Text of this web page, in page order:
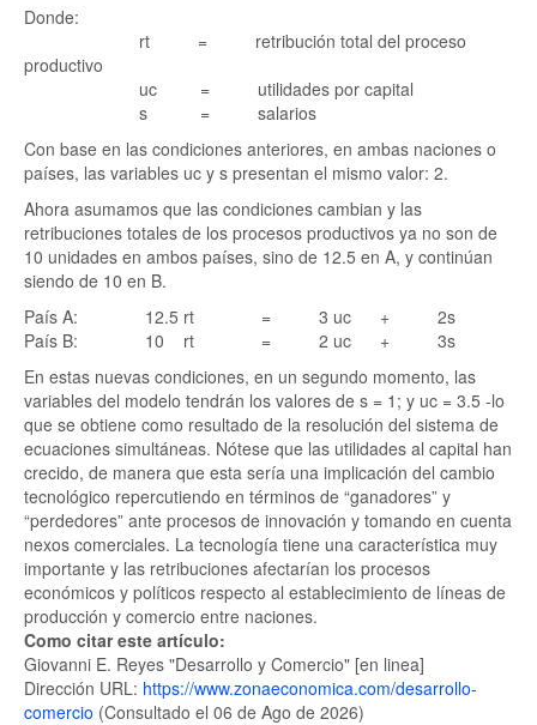
Donde:
rt = retribución total del proceso
productivo
uc = utilidades por capital
s = salarios
Con base en las condiciones anteriores, en ambas naciones o
países, las variables uc y s presentan el mismo valor: 2.
Ahora asumamos que las condiciones cambian y las
retribuciones totales de los procesos productivos ya no son de
10 unidades en ambos países, sino de 12.5 en A, y continúan
siendo de 10 en B.
País A: 12.5 rt = 3 uc + 2s
País B: 10 rt = 2 uc + 3s
En estas nuevas condiciones, en un segundo momento, las
variables del modelo tendrán los valores de s = 1; y uc = 3.5 -lo
que se obtiene como resultado de la resolución del sistema de
ecuaciones simultáneas. Nótese que las utilidades al capital han
crecido, de manera que esta sería una implicación del cambio
tecnológico repercutiendo en términos de “ganadores” y
“perdedores” ante procesos de innovación y tomando en cuenta
nexos comerciales. La tecnología tiene una característica muy
importante y las retribuciones afectarían los procesos
económicos y políticos respecto al establecimiento de líneas de
producción y comercio entre naciones.
Como citar este artículo:
Giovanni E. Reyes "Desarrollo y Comercio" [en linea]
Dirección URL: https://www.zonaeconomica.com/desarrollo-
comercio (Consultado el 06 de Ago de 2026)